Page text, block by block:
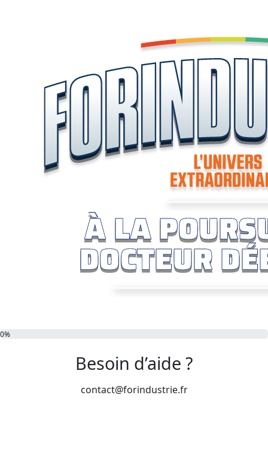
0%
Besoin d’aide ?
contact@forindustrie.fr